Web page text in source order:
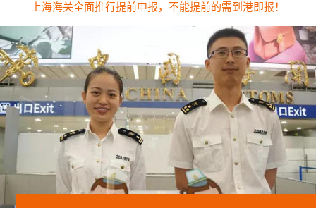
上海海关全面推行提前申报，不能提前的需到港即报！